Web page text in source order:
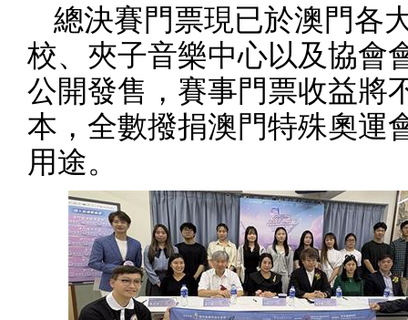
總決賽門票現已於澳門各
校、夾子音樂中心以及協會
公開發售，賽事門票收益將
本，全數撥捐澳門特殊奧運
用途。